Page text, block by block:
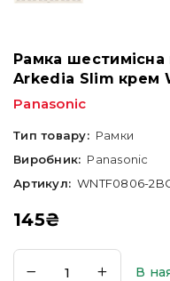
Рамка шестимісна
Arkedia Slim крем
Panasonic
Тип товару: Рамки
Виробник: Panasonic
Артикул: WNTF0806-
145₴
В